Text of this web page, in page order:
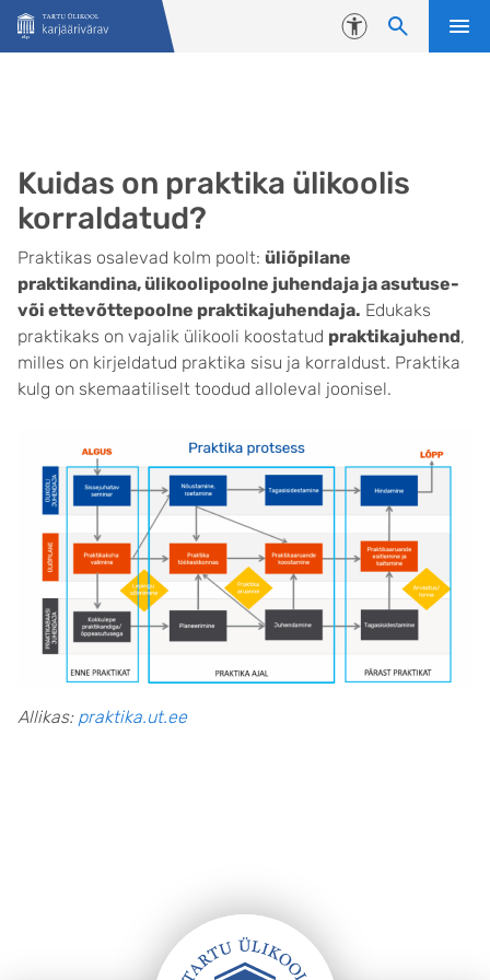
Liigu edasi põhisisu juurde
Juurdepääsetavus
Kuidas on praktika ülikoolis
korraldatud?
Praktikas osalevad kolm poolt: üliõpilane
praktikandina, ülikoolipoolne juhendaja ja asutuse-
või ettevõttepoolne praktikajuhendaja. Edukaks
praktikaks on vajalik ülikooli koostatud praktikajuhend,
milles on kirjeldatud praktika sisu ja korraldust. Praktika
kulg on skemaatiliselt toodud alloleval joonisel.
Allikas: praktika.ut.ee